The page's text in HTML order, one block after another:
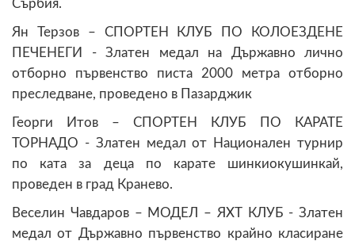
Сърбия.
Ян Терзов – СПОРТЕН КЛУБ ПО КОЛОЕЗДЕНЕ
ПЕЧЕНЕГИ - Златен медал на Държавно лично
отборно първенство писта 2000 метра отборно
преследване, проведено в Пазарджик
Георги Итов – СПОРТЕН КЛУБ ПО КАРАТЕ
ТОРНАДО - Златен медал от Национален турнир
по ката за деца по карате шинкиокушинкай,
проведен в град Кранево.
Веселин Чавдаров – МОДЕЛ – ЯХТ КЛУБ - Златен
медал от Държавно първенство крайно класиране